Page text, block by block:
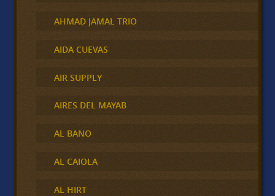
AHMAD JAMAL TRIO
AIDA CUEVAS
AIR SUPPLY
AIRES DEL MAYAB
AL BANO
AL CAIOLA
AL HIRT